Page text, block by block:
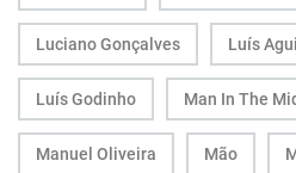
Luciano Gonçalves Luís
Luís Godinho Man In The
Manuel Oliveira Mão